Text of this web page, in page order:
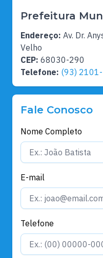
Prefeitura
Endereço: Av. Dr.
Velho
CEP: 68030-290
Telefone: (93)
Fale Conosco
Nome Completo
E-mail
Telefone